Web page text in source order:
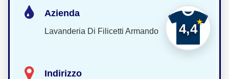
4,4
Azienda
Lavanderia Di Filicetti Armando
Indirizzo